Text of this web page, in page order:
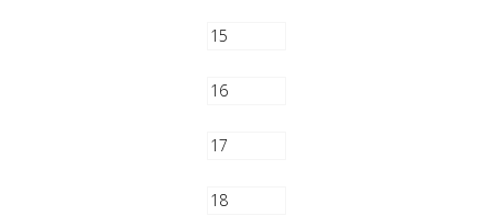
15
16
17
18